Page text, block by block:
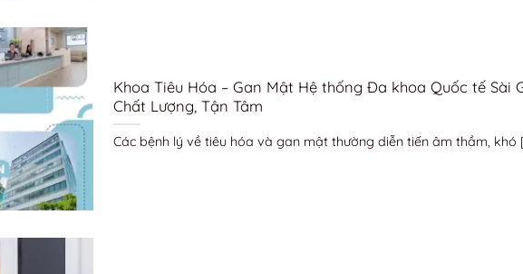
Khoa Tiêu Hóa – Gan Mật Hệ thống Đa khoa Quốc tế Sài
Chất Lượng, Tận Tâm
Các bệnh lý về tiêu hóa và gan mật thường diễn tiến âm thầm, khó